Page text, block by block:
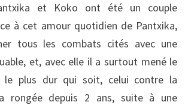
et Koko ont été un couple
à cet amour quotidien de Pantxika,
tous les combats cités avec une
et, avec elle il a surtout mené le
le plus dur qui soit, celui contre la
rongée depuis 2 ans, suite à une